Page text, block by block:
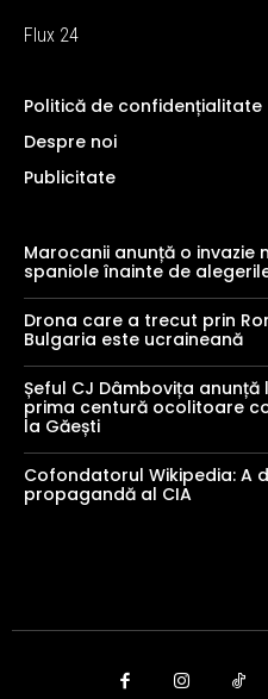
Flux 24
Politică de confidențialitate
Despre noi
Publicitate
Marocanii anunță o invazie
spaniole înainte de
Drona care a trecut prin
Bulgaria este ucraineană
Șeful CJ Dâmbovița
prima centură ocolitoare
la Găești
Cofondatorul Wikipedia: A
propagandă al CIA